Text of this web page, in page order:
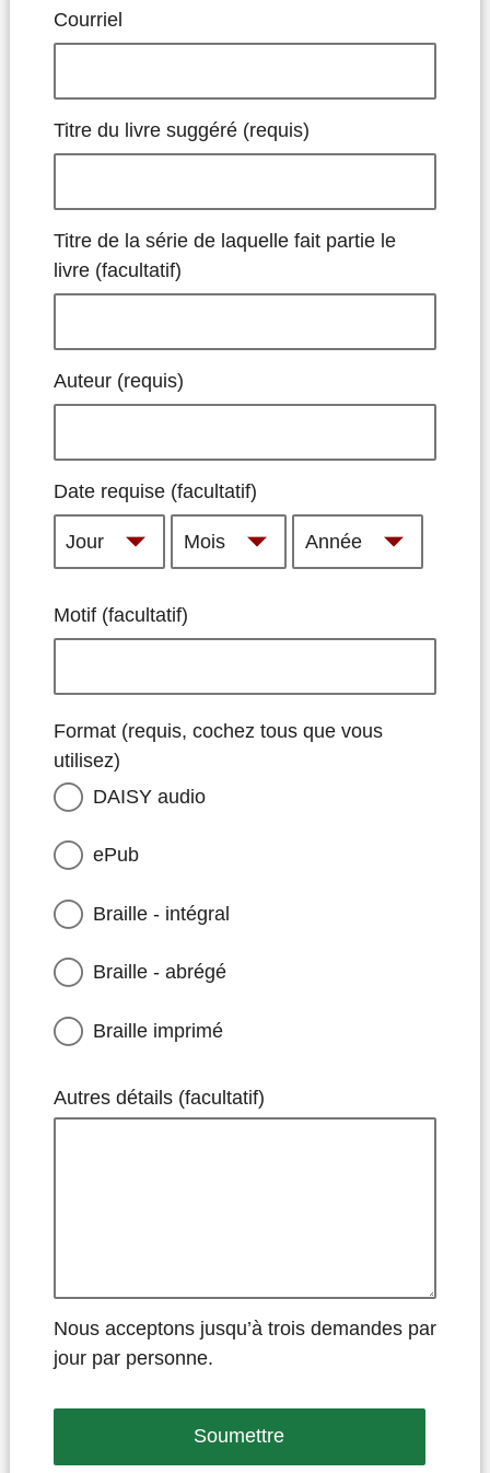
Courriel
Titre du livre suggéré (requis)
Titre de la série de laquelle fait partie le
livre (facultatif)
Auteur (requis)
Date requise (facultatif)
Date
Date
Motif (facultatif)
Format (requis, cochez tous que vous
utilisez)
DAISY audio
ePub
Braille - intégral
Braille - abrégé
Braille imprimé
Autres détails (facultatif)
Nous acceptons jusqu’à trois demandes par
jour par personne.